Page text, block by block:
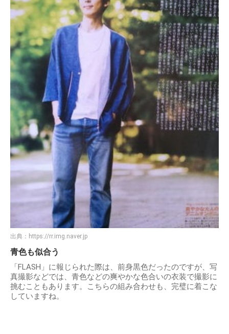
出典： https://rr.img.naver.jp
青色も似合う
「FLASH」に報じられた際は、前身黒色だったのですが、写
真撮影などでは、青色などの爽やかな色合いの衣装で撮影に
挑むこともあります。こちらの組み合わせも、完璧に着こな
していますね。